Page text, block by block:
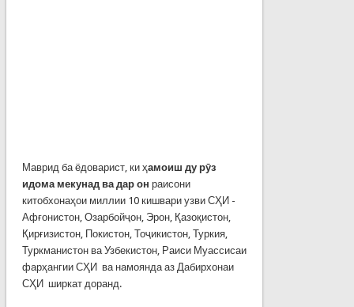
Маврид ба ёдоварист, ки ҳамоиш ду рӯз
идома мекунад ва дар он раисони
китобхонаҳои миллии 10 кишвари узви СҲИ -
Афғонистон, Озарбойҷон, Эрон, Қазоқистон,
Қирғизистон, Покистон, Тоҷикистон, Туркия,
Туркманистон ва Узбекистон, Раиси Муассисаи
фарҳангии СҲИ ва намоянда аз Дабирхонаи
СҲИ ширкат доранд.